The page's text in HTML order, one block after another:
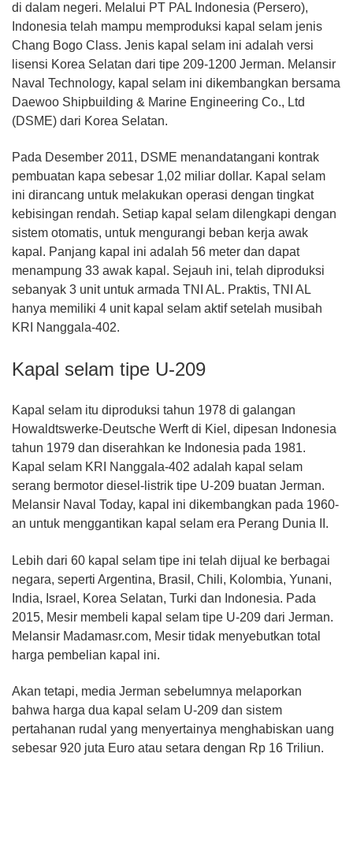
di dalam negeri. Melalui PT PAL Indonesia (Persero),
Indonesia telah mampu memproduksi kapal selam jenis
Chang Bogo Class. Jenis kapal selam ini adalah versi
lisensi Korea Selatan dari tipe 209-1200 Jerman. Melansir
Naval Technology, kapal selam ini dikembangkan bersama
Daewoo Shipbuilding & Marine Engineering Co., Ltd
(DSME) dari Korea Selatan.
Pada Desember 2011, DSME menandatangani kontrak
pembuatan kapa sebesar 1,02 miliar dollar. Kapal selam
ini dirancang untuk melakukan operasi dengan tingkat
kebisingan rendah. Setiap kapal selam dilengkapi dengan
sistem otomatis, untuk mengurangi beban kerja awak
kapal. Panjang kapal ini adalah 56 meter dan dapat
menampung 33 awak kapal. Sejauh ini, telah diproduksi
sebanyak 3 unit untuk armada TNI AL. Praktis, TNI AL
hanya memiliki 4 unit kapal selam aktif setelah musibah
KRI Nanggala-402.
Kapal selam tipe U-209
Kapal selam itu diproduksi tahun 1978 di galangan
Howaldtswerke-Deutsche Werft di Kiel, dipesan Indonesia
tahun 1979 dan diserahkan ke Indonesia pada 1981.
Kapal selam KRI Nanggala-402 adalah kapal selam
serang bermotor diesel-listrik tipe U-209 buatan Jerman.
Melansir Naval Today, kapal ini dikembangkan pada 1960-
an untuk menggantikan kapal selam era Perang Dunia II.
Lebih dari 60 kapal selam tipe ini telah dijual ke berbagai
negara, seperti Argentina, Brasil, Chili, Kolombia, Yunani,
India, Israel, Korea Selatan, Turki dan Indonesia. Pada
2015, Mesir membeli kapal selam tipe U-209 dari Jerman.
Melansir Madamasr.com, Mesir tidak menyebutkan total
harga pembelian kapal ini.
Akan tetapi, media Jerman sebelumnya melaporkan
bahwa harga dua kapal selam U-209 dan sistem
pertahanan rudal yang menyertainya menghabiskan uang
sebesar 920 juta Euro atau setara dengan Rp 16 Triliun.